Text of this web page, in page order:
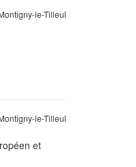
le-Tilleul
le-Tilleul
et